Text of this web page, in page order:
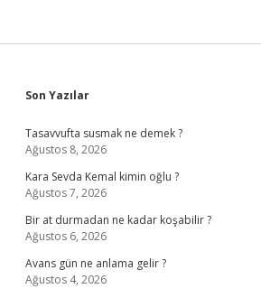
Sidebar
Son Yazılar
Tasavvufta susmak ne demek ?
Ağustos 8, 2026
Kara Sevda Kemal kimin oğlu ?
Ağustos 7, 2026
Bir at durmadan ne kadar koşabilir ?
Ağustos 6, 2026
Avans gün ne anlama gelir ?
Ağustos 4, 2026